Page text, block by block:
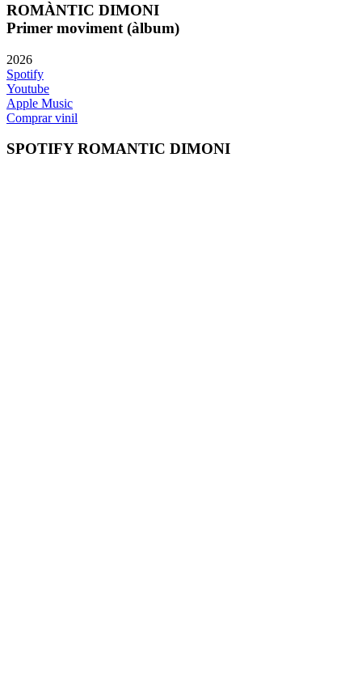
ROMÀNTIC DIMONI
Primer moviment (àlbum)
2026
Spotify
Youtube
Apple Music
Comprar vinil
SPOTIFY ROMANTIC DIMONI